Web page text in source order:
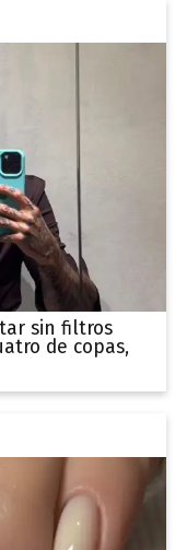
sin filtros
de copas,